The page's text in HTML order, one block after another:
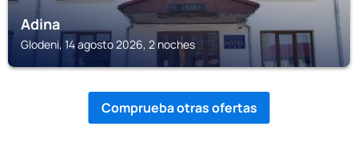
Adina
Glodeni, 14 agosto 2026, 2 noches
Comprueba otras ofertas